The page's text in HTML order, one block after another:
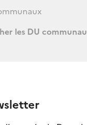
les DU